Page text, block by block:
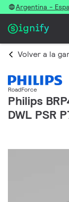
Argentina -
Volver a la
RoadForce
Philips
DWL PSR